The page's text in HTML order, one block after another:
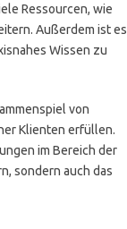
Ressourcen, wie
Außerdem ist es
Wissen zu
von
Klienten erfüllen.
im Bereich der
sondern auch das